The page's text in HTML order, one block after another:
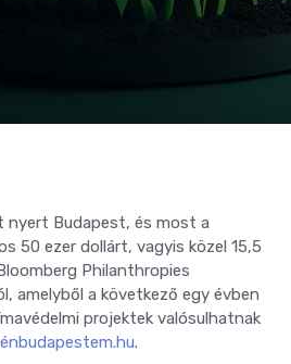
nyert Budapest, és most a
50 ezer dollárt, vagyis közel 15,5
Philanthropies
amelyből a következő egy évben
projektek valósulhatnak
énbudapestem.hu.